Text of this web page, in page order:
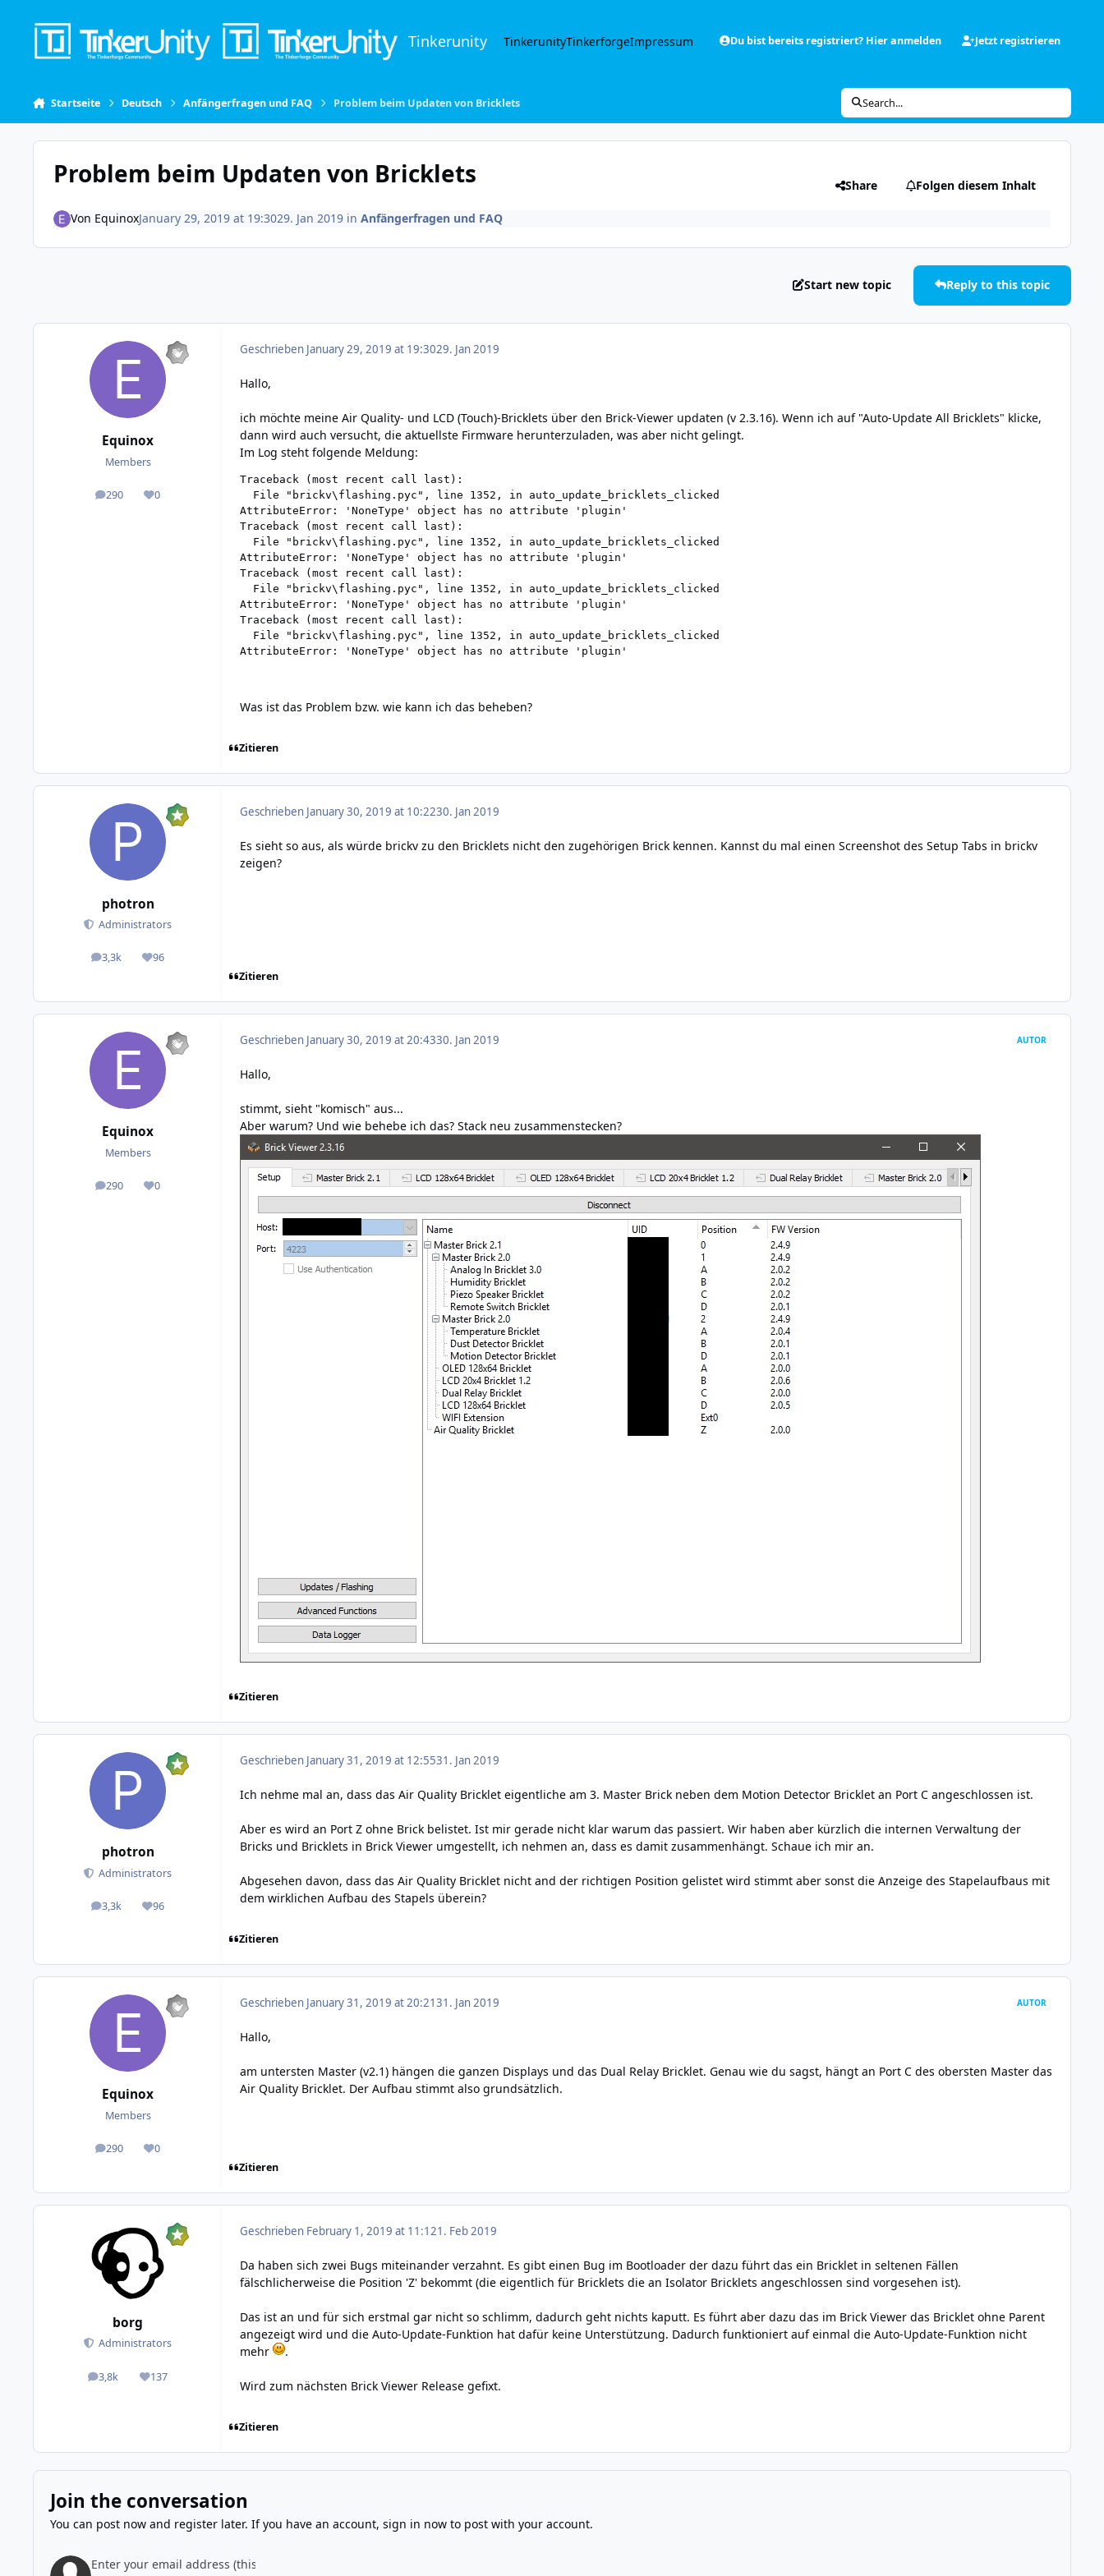
Tinkerunity TinkerunityTinkerforgeImpressum Du bist bereits registriert? Hier anmelden Jetzt registrieren
Startseite Deutsch Anfängerfragen und FAQ Problem beim Updaten von Bricklets Search...
Problem beim Updaten von Bricklets Share Folgen diesem Inhalt
Von EquinoxJanuary 29, 2019 at 19:3029. Jan 2019in Anfängerfragen und FAQ
Start new topic Reply to this topic
Equinox
Members
290
posts 0
Reputation
Geschrieben January 29, 2019 at 19:3029. Jan 2019
Hallo,
ich möchte meine Air Quality- und LCD (Touch)-Bricklets über den Brick-Viewer updaten (v 2.3.16). Wenn ich auf "Auto-Update All Bricklets" klicke,
dann wird auch versucht, die aktuellste Firmware herunterzuladen, was aber nicht gelingt.
Im Log steht folgende Meldung:
Traceback (most recent call last):
File "brickv\flashing.pyc", line 1352, in auto_update_bricklets_clicked
AttributeError: 'NoneType' object has no attribute 'plugin'
Traceback (most recent call last):
File "brickv\flashing.pyc", line 1352, in auto_update_bricklets_clicked
AttributeError: 'NoneType' object has no attribute 'plugin'
Traceback (most recent call last):
File "brickv\flashing.pyc", line 1352, in auto_update_bricklets_clicked
AttributeError: 'NoneType' object has no attribute 'plugin'
Traceback (most recent call last):
File "brickv\flashing.pyc", line 1352, in auto_update_bricklets_clicked
Was ist das Problem bzw. wie kann ich das beheben?
Zitieren
photron
Administrators
3,3k
posts 96
Reputation
Geschrieben January 30, 2019 at 10:2230. Jan 2019
Es sieht so aus, als würde brickv zu den Bricklets nicht den zugehörigen Brick kennen. Kannst du mal einen Screenshot des Setup Tabs in brickv
zeigen?
Zitieren
Equinox
Members
290
posts 0
Reputation
Geschrieben January 30, 2019 at 20:4330. Jan 2019 AUTOR
Hallo,
stimmt, sieht "komisch" aus...
Aber warum? Und wie behebe ich das? Stack neu zusammenstecken?
Zitieren
photron
Administrators
3,3k
posts 96
Reputation
Geschrieben January 31, 2019 at 12:5531. Jan 2019
Ich nehme mal an, dass das Air Quality Bricklet eigentliche am 3. Master Brick neben dem Motion Detector Bricklet an Port C angeschlossen ist.
Aber es wird an Port Z ohne Brick belistet. Ist mir gerade nicht klar warum das passiert. Wir haben aber kürzlich die internen Verwaltung der
Bricks und Bricklets in Brick Viewer umgestellt, ich nehmen an, dass es damit zusammenhängt. Schaue ich mir an.
Abgesehen davon, dass das Air Quality Bricklet nicht and der richtigen Position gelistet wird stimmt aber sonst die Anzeige des Stapelaufbaus mit
dem wirklichen Aufbau des Stapels überein?
Zitieren
Equinox
Members
290
posts 0
Reputation
Geschrieben January 31, 2019 at 20:2131. Jan 2019 AUTOR
Hallo,
am untersten Master (v2.1) hängen die ganzen Displays und das Dual Relay Bricklet. Genau wie du sagst, hängt an Port C des obersten Master das
Air Quality Bricklet. Der Aufbau stimmt also grundsätzlich.
Zitieren
borg
Administrators
3,8k
posts 137
Reputation
Geschrieben February 1, 2019 at 11:121. Feb 2019
Da haben sich zwei Bugs miteinander verzahnt. Es gibt einen Bug im Bootloader der dazu führt das ein Bricklet in seltenen Fällen
fälschlicherweise die Position 'Z' bekommt (die eigentlich für Bricklets die an Isolator Bricklets angeschlossen sind vorgesehen ist).
Das ist an und für sich erstmal gar nicht so schlimm, dadurch geht nichts kaputt. Es führt aber dazu das im Brick Viewer das Bricklet ohne Parent
angezeigt wird und die Auto-Update-Funktion hat dafür keine Unterstützung. Dadurch funktioniert auf einmal die Auto-Update-Funktion nicht
mehr
.
Wird zum nächsten Brick Viewer Release gefixt.
Zitieren
Join the conversation
You can post now and register later. If you have an account, sign in nowto post with your account.